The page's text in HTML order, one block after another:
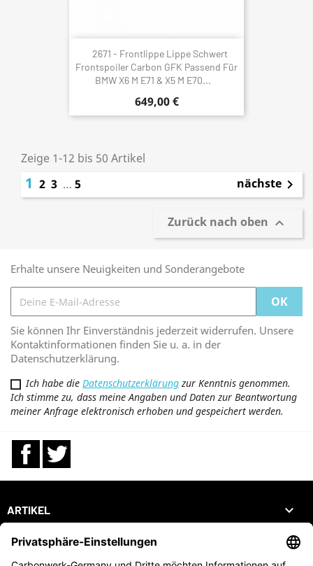
2671 - Frontlippe Lippe Schwert
Frontspoiler Carbon GFK Passend Für
BMW X6 M E71 & X5 M E70...
649,00 €
Zeige 1-12 bis 50 Artikel
1 2 3 … 5 nächste 
Zurück nach oben 
Erhalte unsere Neuigkeiten und Sonderangebote
Sie können Ihr Einverständnis jederzeit widerrufen. Unsere
Kontaktinformationen finden Sie u. a. in der
Datenschutzerklärung.
Ich habe die Datenschutzerklärung zur Kenntnis genommen.
Ich stimme zu, dass meine Angaben und Daten zur Beantwortung
meiner Anfrage elektronisch erhoben und gespeichert werden.
Facebook
ARTIKEL 
UNTERNEHMEN 